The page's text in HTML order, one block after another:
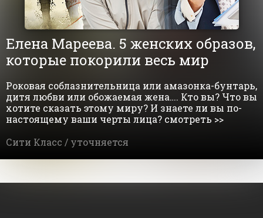
Елена Мареева. 5 женских образов,
которые покорили весь мир
Роковая соблазнительница или амазонка-бунтарь,
дитя любви или обожаемая жена…. Кто вы? Что вы
хотите сказать этому миру? И знаете ли вы по-
настоящему ваши черты лица? смотреть >>
Сити Класс / уточняется